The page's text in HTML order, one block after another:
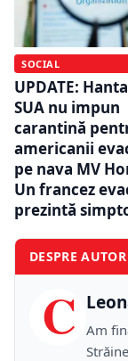
SOCIAL
UPDATE:
SUA nu impun
carantină
americanii
pe nava MV
Un francez
prezintă
DESPRE AUTOR
C
Am